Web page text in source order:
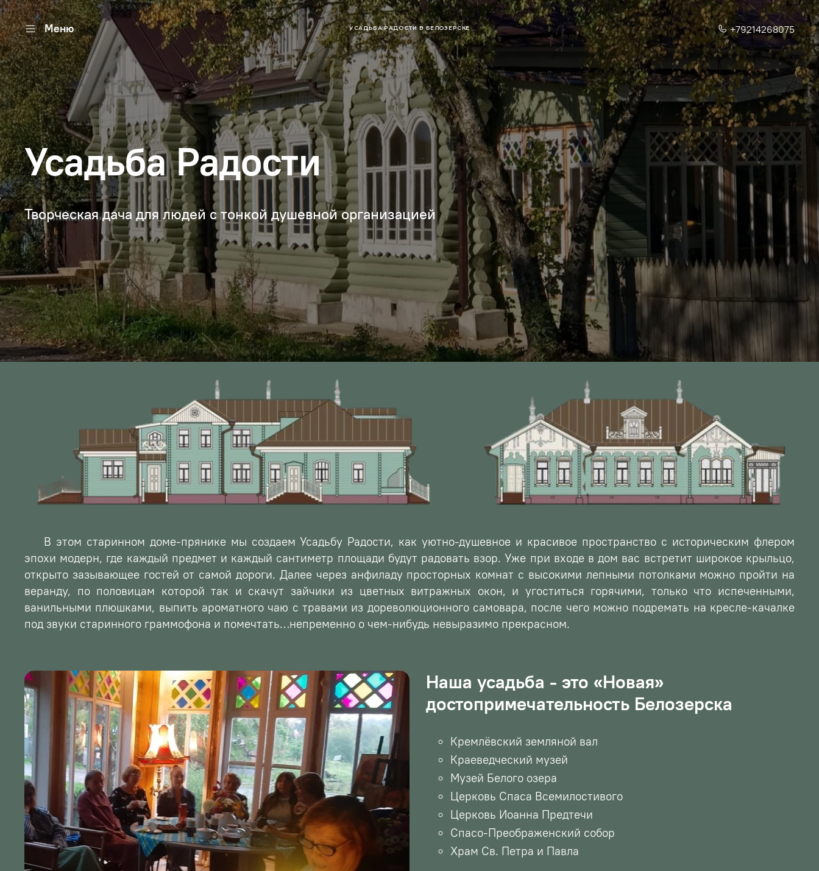
Усадьба Радости
Творческая дача для людей с тонкой душевной организацией
Меню УСАДЬБА РАДОСТИ В БЕЛОЗЕРСКЕ +79214268075
В этом старинном доме-прянике мы создаем Усадьбу Радости, как уютно-душевное и красивое пространство с историческим флером
эпохи модерн, где каждый предмет и каждый сантиметр площади будут радовать взор. Уже при входе в дом вас встретит широкое крыльцо,
открыто зазывающее гостей от самой дороги. Далее через анфиладу просторных комнат с высокими лепными потолками можно пройти на
веранду, по половицам которой так и скачут зайчики из цветных витражных окон, и угоститься горячими, только что испеченными,
ванильными плюшками, выпить ароматного чаю с травами из дореволюционного самовара, после чего можно подремать на кресле-качалке
под звуки старинного граммофона и помечтать…непременно о чем-нибудь невыразимо прекрасном.
Наша усадьба - это «Новая»
достопримечательность Белозерска
Кремлёвский земляной вал
Краеведческий музей
Музей Белого озера
Церковь Спаса Всемилостивого
Церковь Иоанна Предтечи
Спасо-Преображенский собор
Храм Св. Петра и Павла